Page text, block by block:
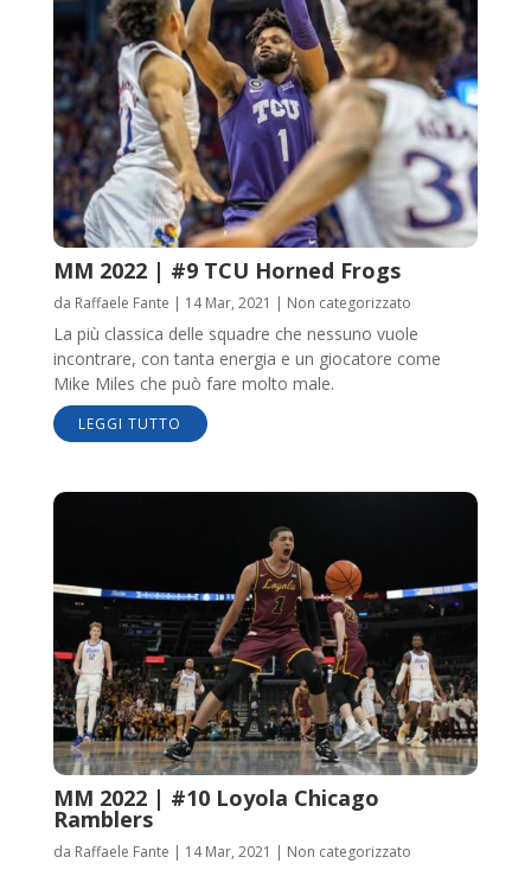
MM 2022 | #9 TCU Horned Frogs
da Raffaele Fante | 14 Mar, 2021 | Non categorizzato
La più classica delle squadre che nessuno vuole
incontrare, con tanta energia e un giocatore come
Mike Miles che può fare molto male.
LEGGI TUTTO
MM 2022 | #10 Loyola Chicago
Ramblers
da Raffaele Fante | 14 Mar, 2021 | Non categorizzato